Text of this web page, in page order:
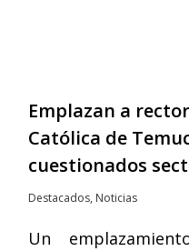
Emplazan a
Católica de
cuestionados
Destacados, Noticias
Un